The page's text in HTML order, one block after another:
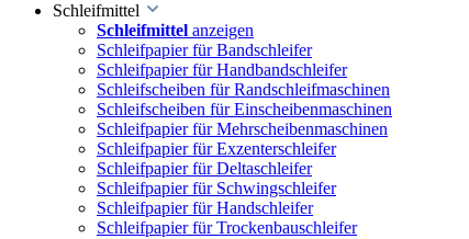
Schleifmittel
Schleifmittel anzeigen
Schleifpapier für Bandschleifer
Schleifpapier für Handbandschleifer
Schleifscheiben für Randschleifmaschinen
Schleifscheiben für Einscheibenmaschinen
Schleifpapier für Mehrscheibenmaschinen
Schleifpapier für Exzenterschleifer
Schleifpapier für Deltaschleifer
Schleifpapier für Schwingschleifer
Schleifpapier für Handschleifer
Schleifpapier für Trockenbauschleifer